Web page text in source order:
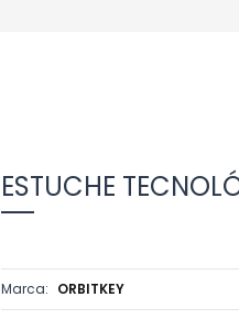
ESTUCHE
Marca: ORBITKEY